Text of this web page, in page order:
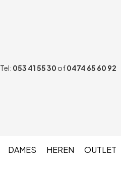
Tel: 053 41 55 30 of0474 65 60 92
DAMES HEREN OUTLET